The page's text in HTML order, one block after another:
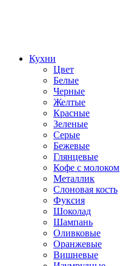
Кухни
Цвет
Белые
Черные
Желтые
Красные
Зеленые
Серые
Бежевые
Глянцевые
Кофе с молоком
Металлик
Слоновая кость
Фуксия
Шоколад
Шампань
Оливковые
Оранжевые
Вишневые